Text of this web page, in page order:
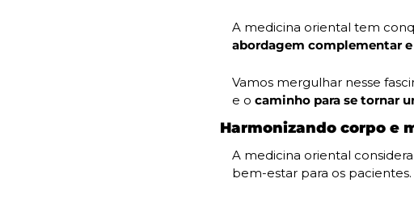
A medicina oriental tem
abordagem complementar
Vamos mergulhar nesse
e o caminho para se tornar
Harmonizando corpo e
A medicina oriental
bem-estar para os pacientes.